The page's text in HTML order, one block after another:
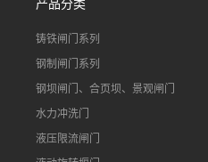
产品分类
铸铁闸门系列
钢制闸门系列
钢坝闸门、合页坝、景观闸门
水力冲洗门
液压限流闸门